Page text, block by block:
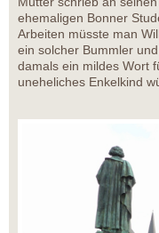
ehemaligen Bonner
Arbeiten müsste man
ein solcher Bummler
damals ein mildes Wort
uneheliches Enkelkind